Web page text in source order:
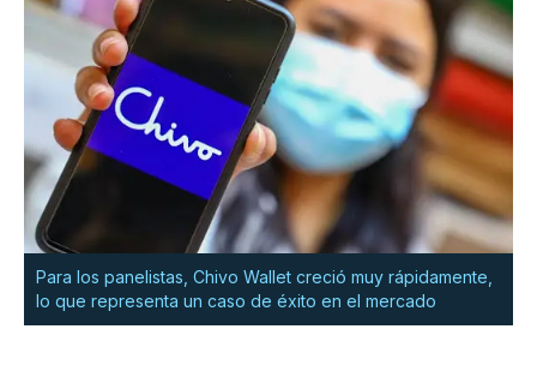
Para los panelistas, Chivo Wallet creció muy rápidamente,
lo que representa un caso de éxito en el mercado